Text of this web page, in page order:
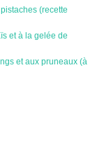
(recette
et à la gelée de
et aux pruneaux (à